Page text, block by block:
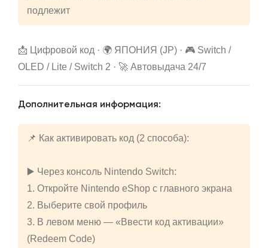
подлежит
📩 Цифровой код · 🌍 ЯПОНИЯ (JP) · 🎮 Switch /
OLED / Lite / Switch 2 · 🚀 Автовыдача 24/7
Дополнительная информация:
📌 Как активировать код (2 способа):
▶️ Через консоль Nintendo Switch:
1. Откройте Nintendo eShop с главного экрана
2. Выберите свой профиль
3. В левом меню — «Ввести код активации»
(Redeem Code)